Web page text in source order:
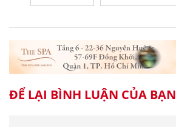
ĐỂ LẠI BÌNH LUẬN CỦA BẠN